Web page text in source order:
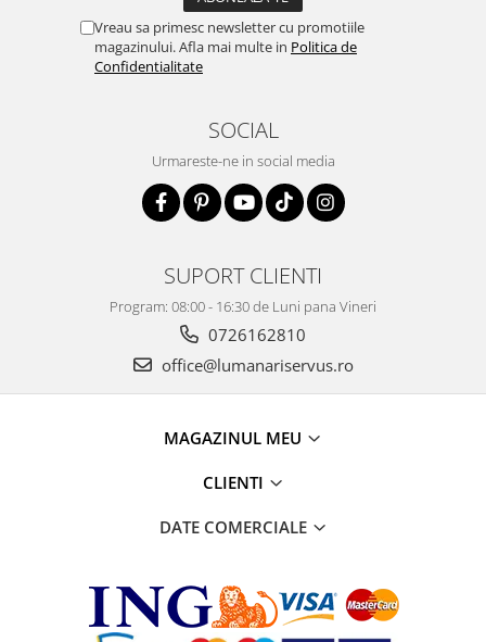
Vreau sa primesc newsletter cu promotiile
magazinului. Afla mai multe in Politica de
Confidentialitate
SOCIAL
Urmareste-ne in social media
SUPORT CLIENTI
Program: 08:00 - 16:30 de Luni pana Vineri
0726162810
office@lumanariservus.ro
MAGAZINUL MEU
CLIENTI
DATE COMERCIALE